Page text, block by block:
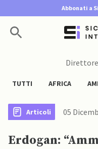
Abbonati a
Direttore
TUTTI AFRICA
Articoli 05
Erdogan: